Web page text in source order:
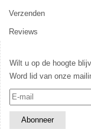
Verzenden
Reviews
Wilt u op de hoogte
Word lid van onze